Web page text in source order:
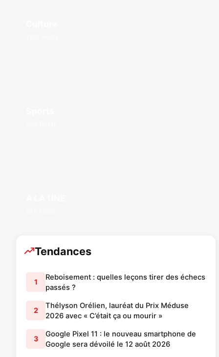
Tendances
1
Reboisement : quelles leçons tirer des échecs
passés ?
2
Thélyson Orélien, lauréat du Prix Méduse
2026 avec « C’était ça ou mourir »
3
Google Pixel 11 : le nouveau smartphone de
Google sera dévoilé le 12 août 2026